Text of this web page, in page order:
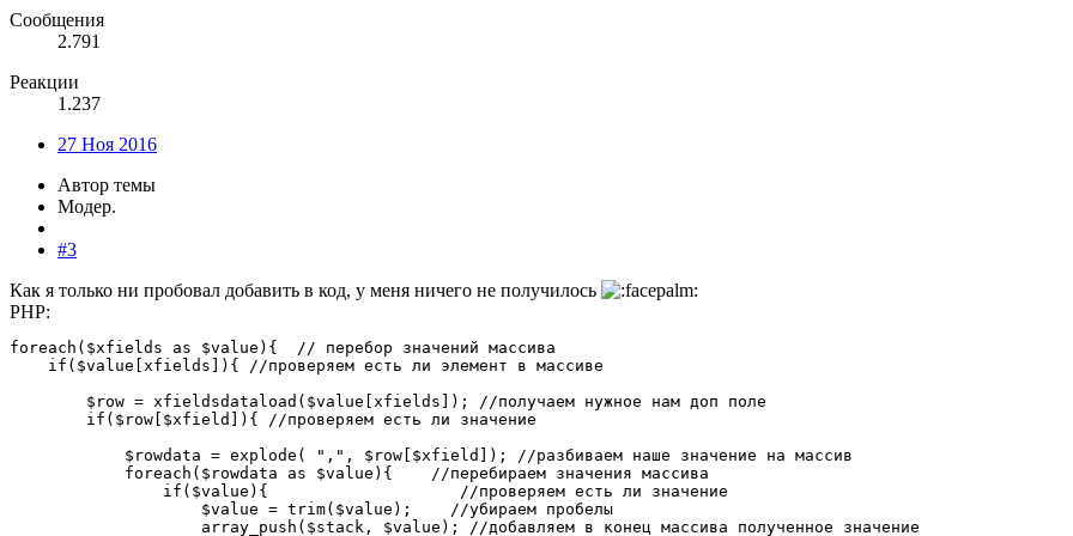
Сообщения
2.791
Реакции
1.237
27 Ноя 2016
Автор темы
Модер.
#3
Как я только ни пробовал добавить в код, у меня ничего не получилось
PHP:
foreach($xfields as $value){  // перебор значений массива
    if($value[xfields]){ //проверяем есть ли элемент в массиве
        $row = xfieldsdataload($value[xfields]); //получаем нужное нам доп поле
        if($row[$xfield]){ //проверяем есть ли значение
            $rowdata = explode( ",", $row[$xfield]); //разбиваем наше значение на массив
            foreach($rowdata as $value){    //перебираем значения массива
                if($value){                    //проверяем есть ли значение
                    $value = trim($value);    //убираем пробелы
                    array_push($stack, $value); //добавляем в конец массива полученное значение